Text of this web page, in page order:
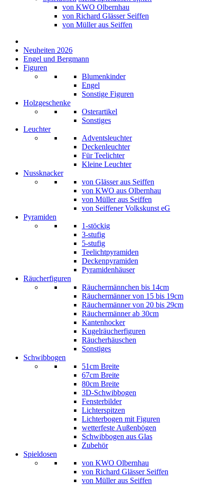
von KWO Olbernhau
von Richard Glässer Seiffen
von Müller aus Seiffen
Neuheiten 2026
Engel und Bergmann
Figuren
Blumenkinder
Engel
Sonstige Figuren
Holzgeschenke
Osterartikel
Sonstiges
Leuchter
Adventsleuchter
Deckenleuchter
Für Teelichter
Kleine Leuchter
Nussknacker
von Glässer aus Seiffen
von KWO aus Olbernhau
von Müller aus Seiffen
von Seiffener Volkskunst eG
Pyramiden
1-stöckig
3-stufig
5-stufig
Teelichtpyramiden
Deckenpyramiden
Pyramidenhäuser
Räucherfiguren
Räuchermännchen bis 14cm
Räuchermänner von 15 bis 19cm
Räuchermänner von 20 bis 29cm
Räuchermänner ab 30cm
Kantenhocker
Kugelräucherfiguren
Räucherhäuschen
Sonstiges
Schwibbogen
51cm Breite
67cm Breite
80cm Breite
3D-Schwibbogen
Fensterbilder
Lichterspitzen
Lichterbogen mit Figuren
wetterfeste Außenbögen
Schwibbogen aus Glas
Zubehör
Spieldosen
von KWO Olbernhau
von Richard Glässer Seiffen
von Müller aus Seiffen